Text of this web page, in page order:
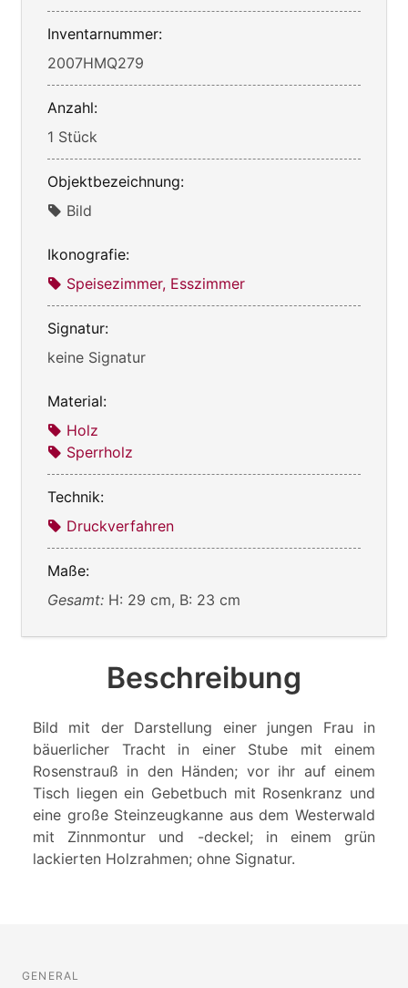
Inventarnummer:
2007HMQ279
Anzahl:
1 Stück
Objektbezeichnung:
Bild
Ikonografie:
Speisezimmer, Esszimmer
Signatur:
keine Signatur
Material:
Holz
Sperrholz
Technik:
Druckverfahren
Maße:
Gesamt: H: 29 cm, B: 23 cm
Beschreibung
Bild mit der Darstellung einer jungen Frau in
bäuerlicher Tracht in einer Stube mit einem
Rosenstrauß in den Händen; vor ihr auf einem
Tisch liegen ein Gebetbuch mit Rosenkranz und
eine große Steinzeugkanne aus dem Westerwald
mit Zinnmontur und -deckel; in einem grün
lackierten Holzrahmen; ohne Signatur.
GENERAL